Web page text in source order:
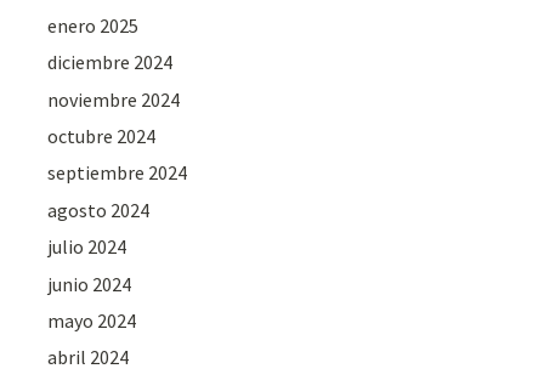
enero 2025
diciembre 2024
noviembre 2024
octubre 2024
septiembre 2024
agosto 2024
julio 2024
junio 2024
mayo 2024
abril 2024